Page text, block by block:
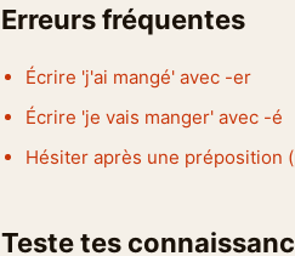
Erreurs fréquentes
Écrire 'j'ai mangé' avec -er
Écrire 'je vais manger' avec -é
Hésiter après une préposition
Teste tes